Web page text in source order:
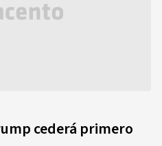
cederá primero